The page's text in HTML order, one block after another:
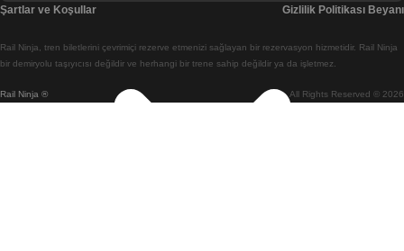
Budapeşte Viyana Treni
Busan Cheonan(Asan) Treni
Rail Ninja ® All Rights Reserved © 2026
Rail Ninja, tren biletlerini çevrimiçi rezerve etmenizi sağlayan bir rezervasyon hizmetidir. Rail Ninja
bir demiryolu taşıyıcısı değildir ve herhangi bir trene sahip değildir ya da işletmez.
Şartlar ve Koşullar Gizlilik Politikası Beyanı